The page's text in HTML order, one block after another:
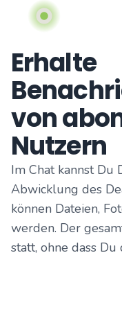
Erhalte
von
Nutzern
Im Chat kannst Du
Abwicklung des
können Dateien,
werden. Der
statt, ohne dass